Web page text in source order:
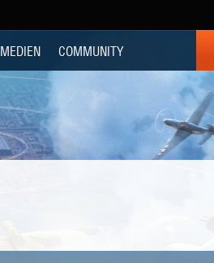
MEDIEN COMMUNITY